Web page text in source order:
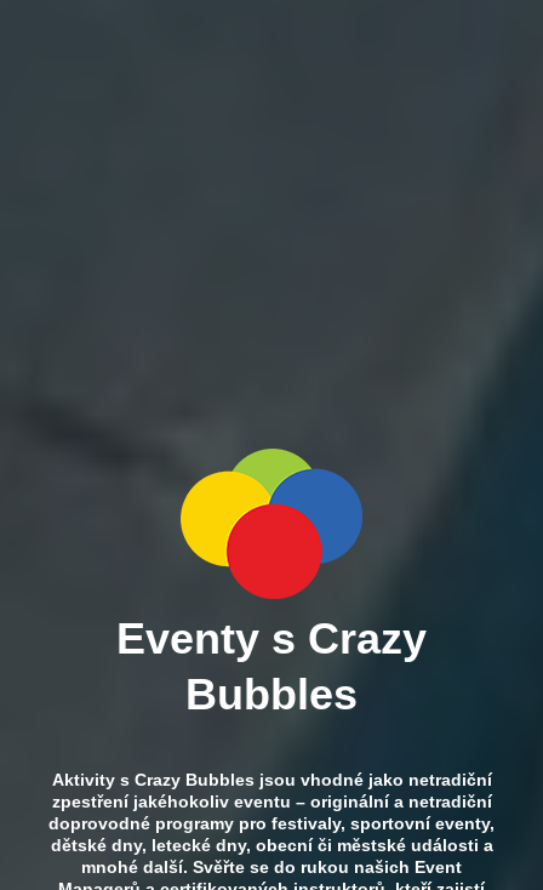
Eventy s Crazy
Bubbles
Aktivity s Crazy Bubbles jsou vhodné jako netradiční
zpestření jakéhokoliv eventu – originální a netradiční
doprovodné programy pro festivaly, sportovní eventy,
dětské dny, letecké dny, obecní či městské události a
mnohé další. Svěřte se do rukou našich Event